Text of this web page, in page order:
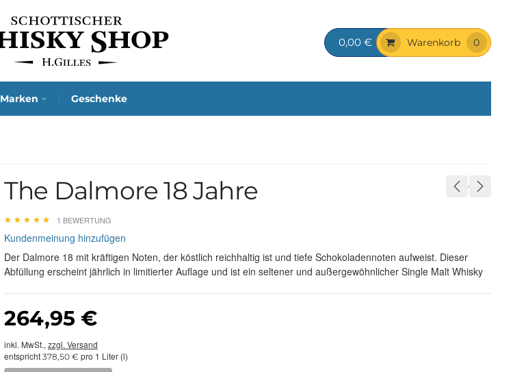
0,00 € Warenkorb 0
Marken Geschenke
The Dalmore 18 Jahre
★ ★ ★ ★ ★
★ ★ ★ ★ ★ 1 BEWERTUNG
Kundenmeinung hinzufügen
Der Dalmore 18 mit kräftigen Noten, der köstlich reichhaltig ist und tiefe Schokoladennoten aufweist. Dieser
Abfüllung erscheint jährlich in limitierter Auflage und ist ein seltener und außergewöhnlicher Single Malt Whisky
264,95 €
inkl. MwSt., zzgl. Versand
entspricht 378,50 € pro 1 Liter (l)